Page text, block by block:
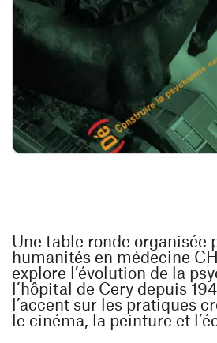
Une table ronde organisée
humanités en médecine
explore l’évolution de la
l’hôpital de Cery depuis
l’accent sur les pratiques
le cinéma, la peinture et